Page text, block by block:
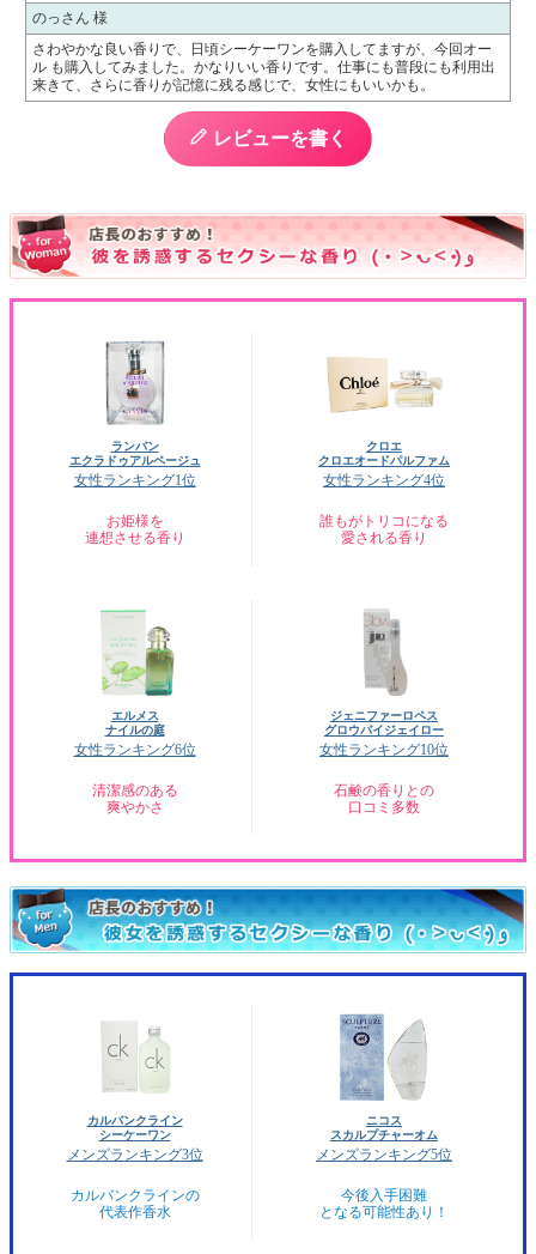
のっさん 様
さわやかな良い香りで、日頃シーケーワンを購入してますが、今回オー
ル も購入してみました。かなりいい香りです。仕事にも普段にも利用出
来きて、さらに香りが記憶に残る感じで、女性にもいいかも。
レビューを書く
ランバン
エクラドゥアルページュ
女性ランキング1位
お姫様を
連想させる香り
クロエ
クロエオードパルファム
女性ランキング4位
誰もがトリコになる
愛される香り
エルメス
ナイルの庭
女性ランキング6位
清潔感のある
爽やかさ
ジェニファーロペス
グロウバイジェイロー
女性ランキング10位
石鹸の香りとの
口コミ多数
カルバンクライン
シーケーワン
メンズランキング3位
カルバンクラインの
代表作香水
ニコス
スカルプチャーオム
メンズランキング5位
今後入手困難
となる可能性あり！